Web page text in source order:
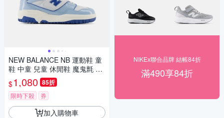
NEW BALANCE NB 運動鞋 童
鞋 中童 兒童 休閒鞋 魔鬼氈 藍
白 PHB550KE-M楦
$1,080 85折
限時下殺 券
加入購物車
NIKEx聯合品牌 結帳84折
滿490享84折